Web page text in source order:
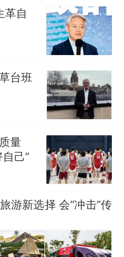
革自
台班
量
己”
游新选择 会“冲击”传